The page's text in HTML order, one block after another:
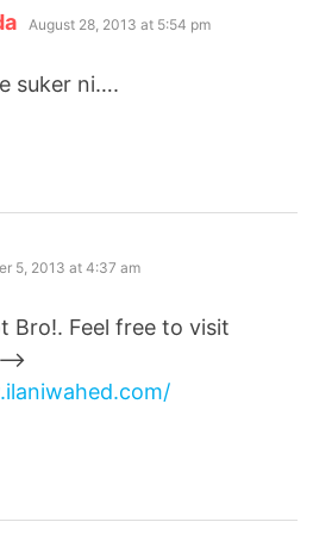
says:
August 28, 2013 at 5:54 pm
suker ni….
5, 2013 at 4:37 am
Bro!. Feel free to visit